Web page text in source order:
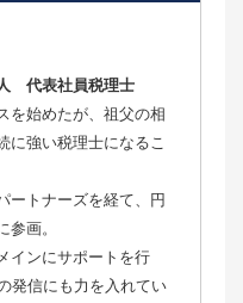
代表社員税理士
を始めたが、祖父の相
に強い税理士になるこ
ートナーズを経て、円
参画。
インにサポートを行
発信にも力を入れてい